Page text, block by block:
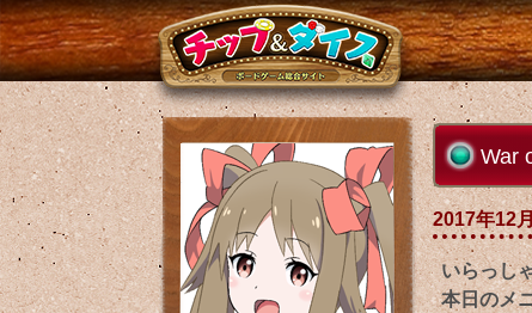
War
2017年12
いらっし
本日のメ